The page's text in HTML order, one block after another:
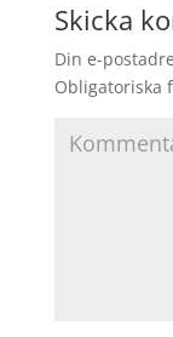
Skicka
Din e-
Obligatoriska